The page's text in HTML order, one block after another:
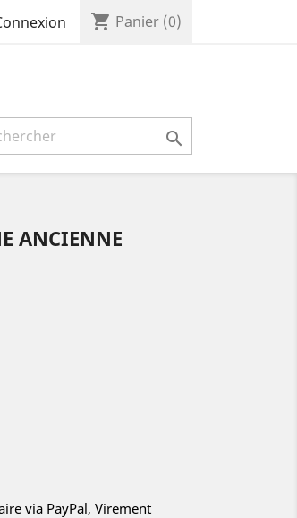
shopping_cart Panier (0)

ANCIENNE
via PayPal, Virement